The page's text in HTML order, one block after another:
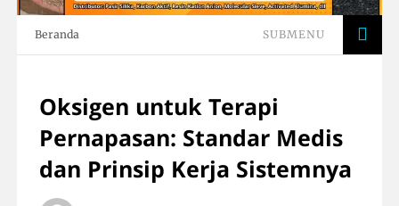
Beranda SUBMENU
Oksigen untuk Terapi
Pernapasan: Standar Medis
dan Prinsip Kerja Sistemnya